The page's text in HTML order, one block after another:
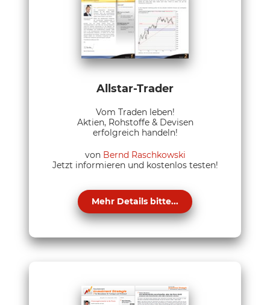
Allstar-Trader
Vom Traden leben!
Aktien, Rohstoffe & Devisen
erfolgreich handeln!
von Bernd Raschkowski
Jetzt informieren und kostenlos testen!
Mehr Details bitte...